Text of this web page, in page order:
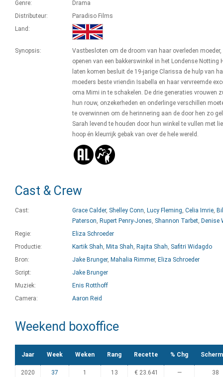
Genre:
Drama
Distributeur:
Paradiso Films
Land:
Synopsis:
Vastbesloten om de droom van haar overleden moeder,
openen van een bakkerswinkel in het Londense Notting
laten komen besluit de 19-jarige Clarissa de hulp van
moeders beste vriendin Isabella en haar vervreemde
oma Mimi in te schakelen. De drie generaties vrouwen
hun rouw, onzekerheden en onderlinge verschillen
te overwinnen om de herinnering aan de door hen zo
Sarah levend te houden door hun winkel te vullen met
hoop én kleurrijk gebak van over de hele wereld.
Cast & Crew
Cast: Grace Calder, Shelley Conn, Lucy Fleming, Celia Imrie,
Paterson, Rupert Penry-Jones, Shannon Tarbet, Denise
Regie:
Eliza Schroeder
Productie:
Kartik Shah, Mita Shah, Rajita Shah, Safitri Widagdo
Bron:
Jake Brunger, Mahalia Rimmer, Eliza Schroeder
Script:
Jake Brunger
Muziek:
Enis Rotthoff
Camera:
Aaron Reid
Weekend boxoffice
Jaar Week Weken Rang Recette % Chg
2020 37 1 13 € 23.641 — 38